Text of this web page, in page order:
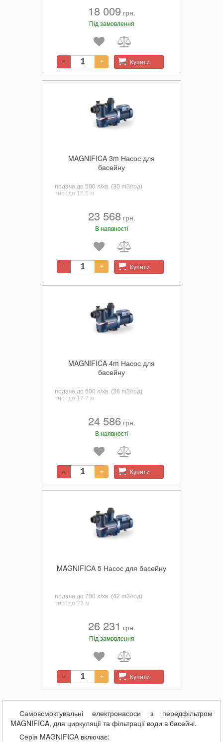
18 009 грн.
Під замовлення
- + Купити
MAGNIFICA 3m Насос для
басейну
подача до 500 л/хв. (30 m3/год)
тиск до 15.5 м
23 568грн.
В наявності
- + Купити
MAGNIFICA 4m Насос для
басейну
подача до 600 л/хв. (36 m3/год)
тиск до 17.7 м
24 586грн.
В наявності
- + Купити
MAGNIFICA 5 Насос для басейну
подача до 700 л/хв. (42 m3/год)
тиск до 23 м
26 231 грн.
Під замовлення
- + Купити
Самовсмоктувальні електронасоси з передфільтром
MAGNIFICA, для циркуляції та фільтрації води в басейні.
Серія MAGNIFICA включає: